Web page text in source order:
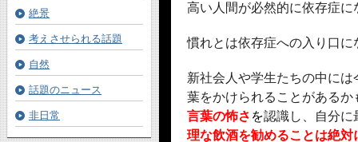
高い人間が必然的に依存症に
慣れとは依存症への入り口に
新社会人や学生たちの中に
葉をかけられることがある
言葉の怖さ を認識し、自分に
理な飲酒を勧めることは絶対
絶景
考えさせられる話題
自然
話題のニュース
非日常